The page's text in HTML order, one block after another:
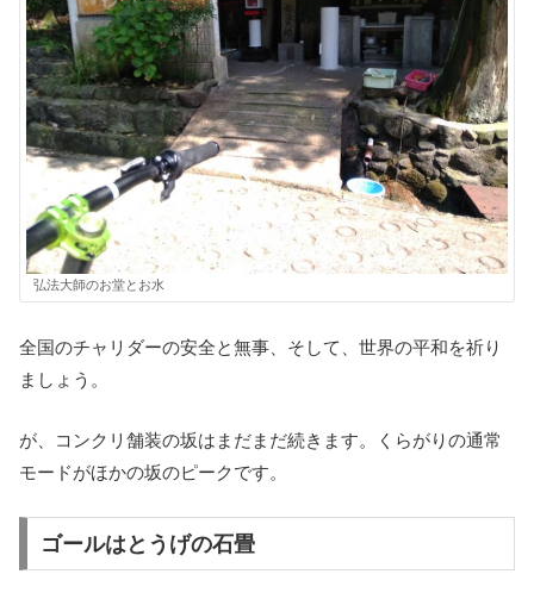
弘法大師のお堂とお水
全国のチャリダーの安全と無事、そして、世界の平和を祈り
ましょう。
が、コンクリ舗装の坂はまだまだ続きます。くらがりの通常
モードがほかの坂のピークです。
ゴールはとうげの石畳